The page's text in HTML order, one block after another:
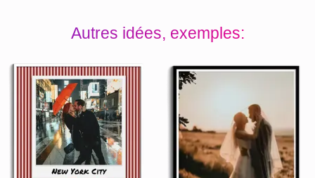
Autres idées, exemples: